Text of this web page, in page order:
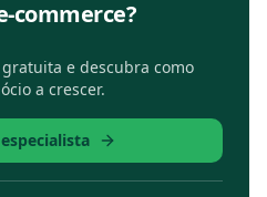
commerce?
e descubra como
a crescer.